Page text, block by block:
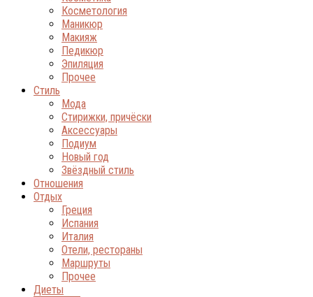
Косметология
Маникюр
Макияж
Педикюр
Эпиляция
Прочее
Стиль
Мода
Стирижки, причёски
Аксессуары
Подиум
Новый год
Звёздный стиль
Отношения
Отдых
Греция
Испания
Италия
Отели, рестораны
Маршруты
Прочее
Диеты